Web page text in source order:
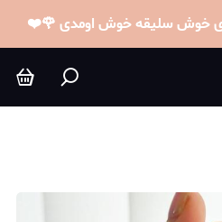
خوش سلیقه خوش اومدی 🌹❤️